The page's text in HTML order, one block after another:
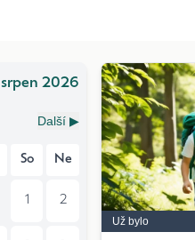
srpen 2026
Další ▶
So Ne
1 2
Už bylo